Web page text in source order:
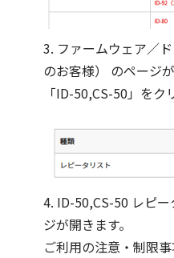
3. ファームウェア／
のお客様） のページが
「ID-50,CS-50」をク
4. ID-50,CS-50 レピ
ジが開きます。
ご利用の注意・制限